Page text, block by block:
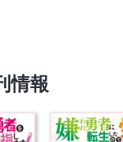
情報